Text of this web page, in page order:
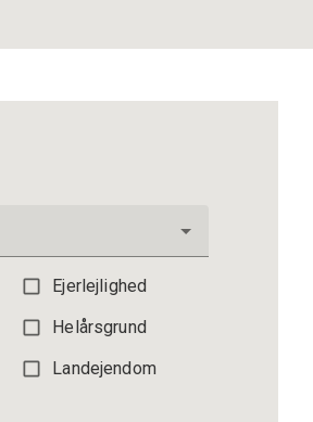
3.195.000 kr.
Ejerlejlighed
Helårsgrund
Landejendom